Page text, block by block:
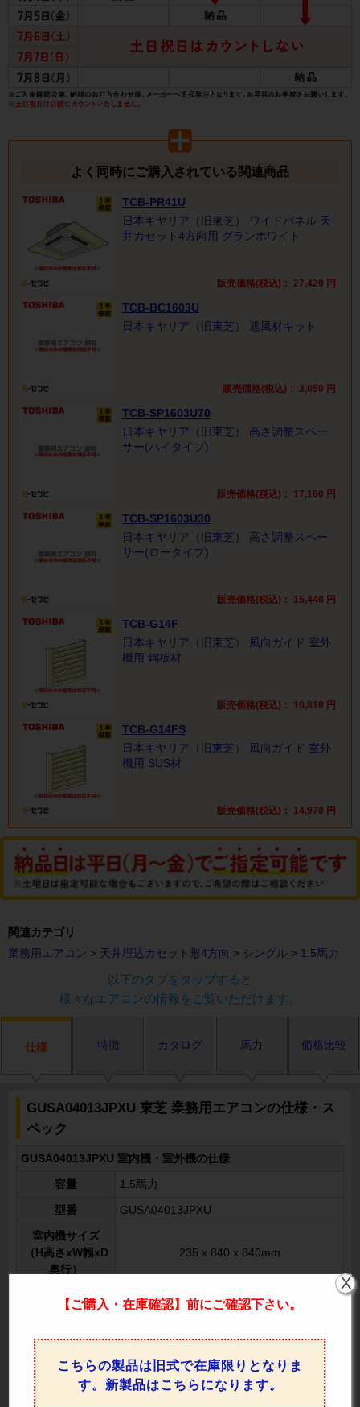
よく同時にご購入されている関連商品
TCB-PR41U
日本キヤリア（旧東芝） ワイドパネル 天
井カセット4方向用 グランホワイト
販売価格(税込)： 27,420 円
TCB-BC1603U
日本キヤリア（旧東芝） 遮風材キット
販売価格(税込)： 3,050 円
TCB-SP1603U70
日本キヤリア（旧東芝） 高さ調整スペー
サー(ハイタイプ)
販売価格(税込)： 17,160 円
TCB-SP1603U30
日本キヤリア（旧東芝） 高さ調整スペー
サー(ロータイプ)
販売価格(税込)： 15,440 円
TCB-G14F
日本キヤリア（旧東芝） 風向ガイド 室外
機用 鋼板材
販売価格(税込)： 10,810 円
TCB-G14FS
日本キヤリア（旧東芝） 風向ガイド 室外
機用 SUS材
販売価格(税込)： 14,970 円
関連カテゴリ
業務用エアコン > 天井埋込カセット形4方向 > シングル > 1.5馬力
以下のタブをタップすると
様々なエアコンの情報をご覧いただけます。
仕様 特徴 カタログ 馬力 価格比較
GUSA04013JPXU 東芝 業務用エアコンの仕様・ス
ペック
GUSA04013JPXU 室内機・室外機の仕様
容量 1.5馬力
型番 GUSA04013JPXU
室内機サイズ
（H高さxW幅xD
奥行）
235 x 840 x 840mm
室内機重量 19kg
（H高さxW幅xD
550 x 780 x 290mm
室外機重量 35kg
【ご購入・在庫確認】前にご確認下さい。
こちらの製品は旧式で在庫限りとなりま
す。新製品はこちらになります。
X